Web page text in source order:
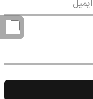
ایمیل